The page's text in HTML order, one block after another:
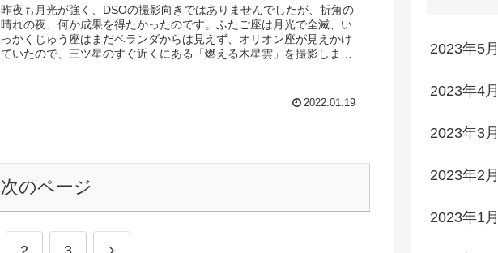
昨夜も月光が強く、DSOの撮影向きではありませんでしたが、折角の
晴れの夜、何か成果を得たかったのです。ふたご座は月光で全滅、い
っかくじゅう座はまだベランダからは見えず、オリオン座が見えかけ
ていたので、三ツ星のすぐ近くにある「燃える木星雲」を撮影しまし
2022.01.19
次のページ
次
2023年5月
2023年4月
2023年3月
2023年2月
2023年1月